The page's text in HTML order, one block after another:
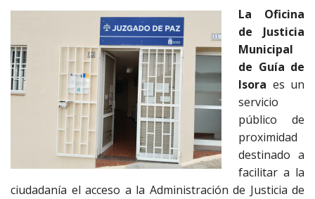
La Oficina
de Justicia
Municipal
de Guía de
Isora es un
servicio
público de
proximidad
destinado a
facilitar a la
ciudadanía el acceso a la Administración de Justicia de